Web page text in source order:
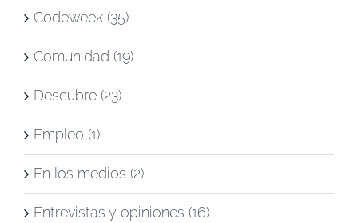
Codeweek (35)
Comunidad (19)
Descubre (23)
Empleo (1)
En los medios (2)
Entrevistas y opiniones (16)